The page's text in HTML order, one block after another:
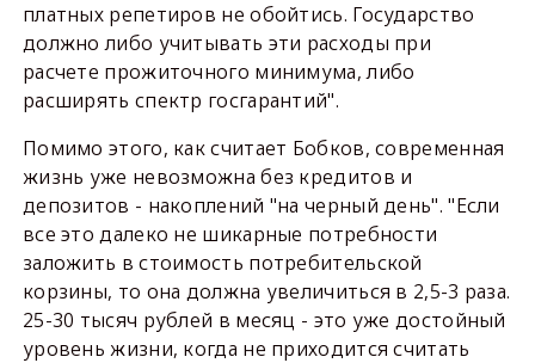
платных репетиров не обойтись. Государство
должно либо учитывать эти расходы при
расчете прожиточного минимума, либо
расширять спектр госгарантий".
Помимо этого, как считает Бобков, современная
жизнь уже невозможна без кредитов и
депозитов - накоплений "на черный день". "Если
все это далеко не шикарные потребности
заложить в стоимость потребительской
корзины, то она должна увеличиться в 2,5-3 раза.
25-30 тысяч рублей в месяц - это уже достойный
уровень жизни, когда не приходится считать